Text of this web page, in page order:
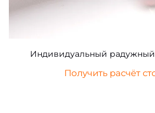
Индивидуальный
Получить расчёт